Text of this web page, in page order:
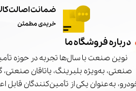
ضمانت اصالت
خریدی مطمئن
درباره فروشگاه ما
نوین صنعت با سال‌ها تجربه در حوزه
صنعتی، به‌ویژه بلبرینگ، یاتاقان
به‌عنوان یکی از تأمین‌کنندگان قابل